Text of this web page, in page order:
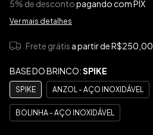
5% de descontopagando com PIX
Ver mais detalhes
Frete grátis a partir deR$250,00
BASE DO BRINCO:SPIKE
SPIKE ANZOL - AÇO INOXIDÁVEL
BOLINHA - AÇO INOXIDÁVEL